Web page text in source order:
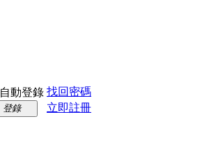
自動登錄 找回密碼
登錄
立即註冊